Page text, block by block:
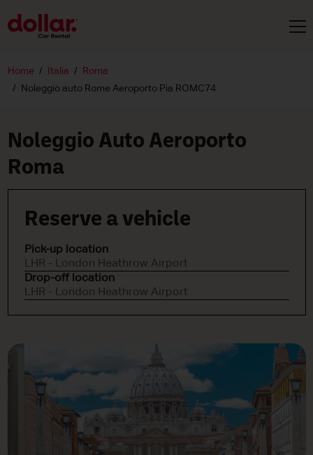
Home Italia
Roma
Noleggio auto Rome Aeroporto Pia ROMC74
Noleggio Auto Aeroporto
Roma
Reserve a vehicle
Pick-up location
LHR - London Heathrow Airport
Drop-off location
LHR - London Heathrow Airport